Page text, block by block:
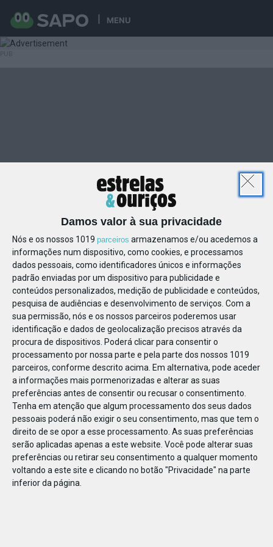
Damos valor à sua privacidade
Nós e os nossos 1019 parceiros armazenamos e/ou acedemos a
informações num dispositivo, como cookies, e processamos
dados pessoais, como identificadores únicos e informações
padrão enviadas por um dispositivo para publicidade e
conteúdos personalizados, medição de publicidade e conteúdos,
pesquisa de audiências e desenvolvimento de serviços. Com a
sua permissão, nós e os nossos parceiros poderemos usar
identificação e dados de geolocalização precisos através da
procura de dispositivos. Poderá clicar para consentir o
processamento por nossa parte e pela parte dos nossos 1019
parceiros, conforme descrito acima. Em alternativa, pode aceder
a informações mais pormenorizadas e alterar as suas
preferências antes de consentir ou recusar o consentimento.
Tenha em atenção que algum processamento dos seus dados
pessoais poderá não exigir o seu consentimento, mas que tem o
direito de se opor a esse processamento. As suas preferências
serão aplicadas apenas a este website. Você pode alterar suas
preferências ou retirar seu consentimento a qualquer momento
voltando a este site e clicando no botão "Privacidade" na parte
inferior da página.
MENU
80041691196145